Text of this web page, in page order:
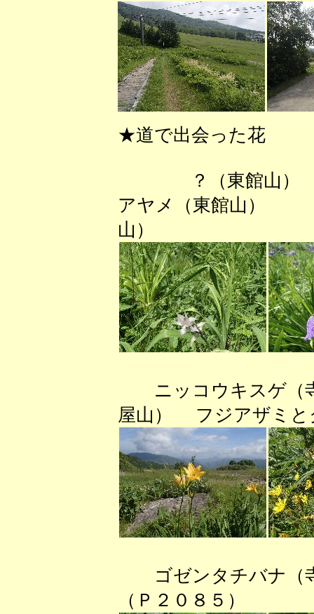
★道で出会った花
？（東館
アヤメ（東館山
山）
ニッコウキスゲ
屋山） フジアザミと
ゴゼンタチバナ（
（Ｐ２０８５）